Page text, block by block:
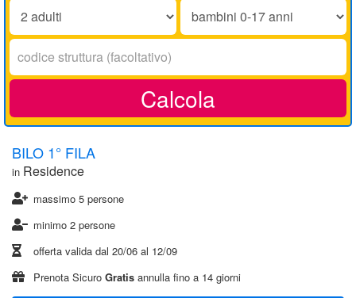
Adulti:
Bambini
17
Codice
struttura:
Calcola
BILO 1° FILA
in Residence
massimo 5 persone
minimo 2 persone
offerta valida dal 20/06 al 12/09
Prenota Sicuro Gratis annulla fino a 14 giorni